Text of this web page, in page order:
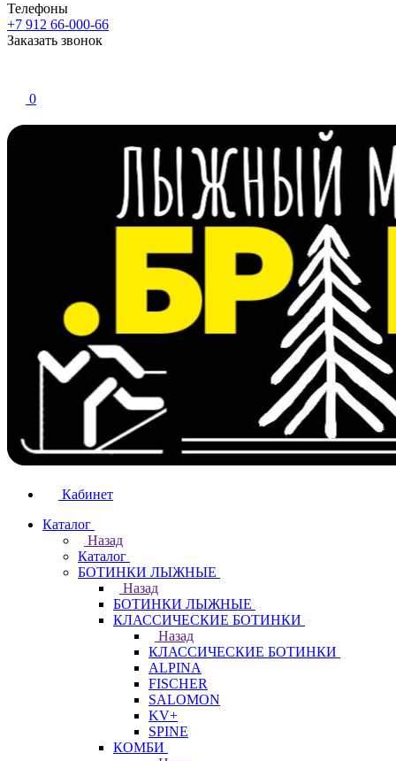
Телефоны
+7 912 66-000-66
Заказать звонок
0
Кабинет
Каталог
Назад
Каталог
БОТИНКИ ЛЫЖНЫЕ
Назад
БОТИНКИ ЛЫЖНЫЕ
КЛАССИЧЕСКИЕ БОТИНКИ
Назад
КЛАССИЧЕСКИЕ БОТИНКИ
ALPINA
FISCHER
SALOMON
KV+
SPINE
КОМБИ